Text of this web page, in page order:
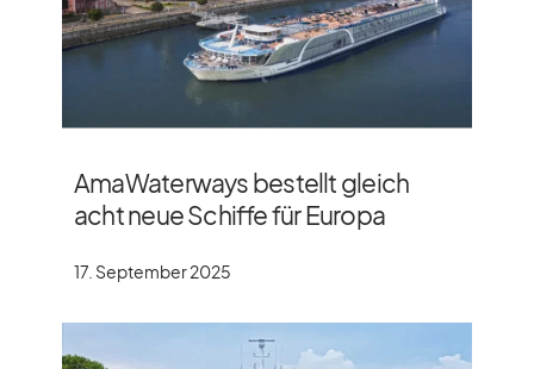
AmaWaterways bestellt gleich
acht neue Schiffe für Europa
17. September 2025